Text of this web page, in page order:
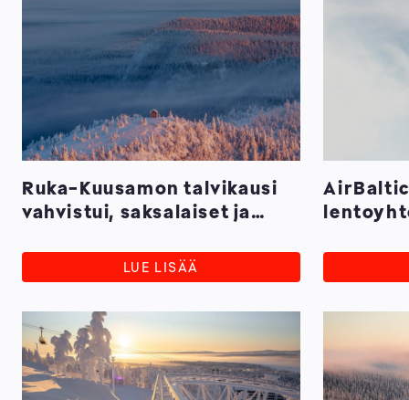
Ruka-Kuusamon talvikausi
vahvistui, saksalaiset ja
keväthangetLUE LISÄÄ